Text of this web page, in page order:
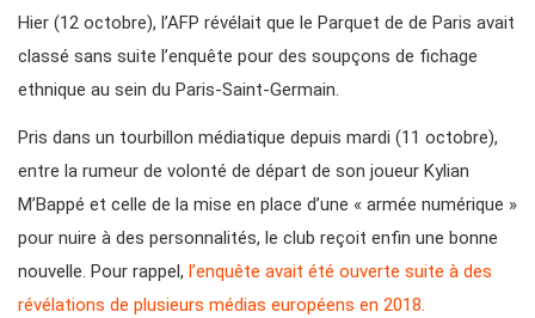
Hier (12 octobre), l’AFP révélait que le Parquet de de Paris avait
classé sans suite l’enquête pour des soupçons de fichage
ethnique au sein du Paris-Saint-Germain.
Pris dans un tourbillon médiatique depuis mardi (11 octobre),
entre la rumeur de volonté de départ de son joueur Kylian
M’Bappé et celle de la mise en place d’une « armée numérique »
pour nuire à des personnalités, le club reçoit enfin une bonne
nouvelle. Pour rappel, l’enquête avait été ouverte suite à des
révélations de plusieurs médias européens en 2018.